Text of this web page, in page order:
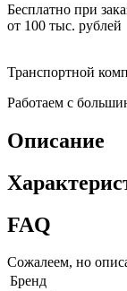
Бесплатно при
от 100 тыс. рублей
Транспортной
Работаем с
Описание
FAQ
Сожалеем, но
Бренд